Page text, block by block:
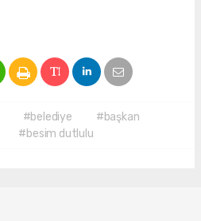
#belediye
#başkan
#besim dutlulu